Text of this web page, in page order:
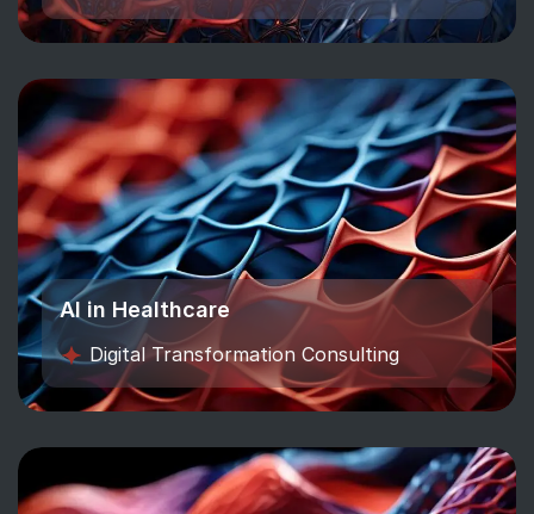
AI in Healthcare
Digital Transformation Consulting